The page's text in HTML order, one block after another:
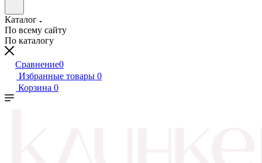
Каталог
По всему сайту
По каталогу
Сравнение0
Избранные товары 0
Корзина 0